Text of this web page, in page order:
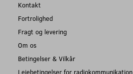
Kontakt
Fortrolighed
Fragt og levering
Om os
Betingelser & Vilkår
Lejebetingelser for radiokommunikation